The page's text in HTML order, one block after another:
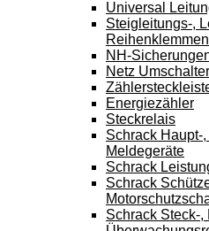
Universal
Steigleitungs-,
Reihenklemmen
NH-
Netz Umschalter
Energiezähler
Steckrelais
Schrack Haupt-
Meldegeräte
Schrack
Schrack
Schrack Steck-,